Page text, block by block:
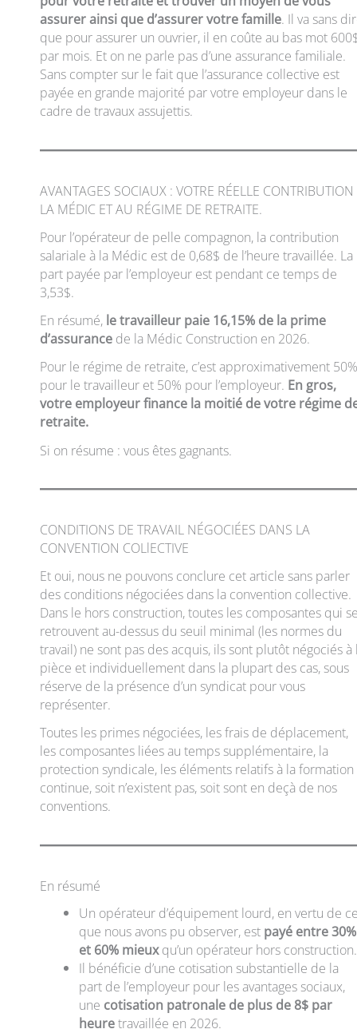
assurer ainsi que d’assurer votre famille. Il va sans
que pour assurer un ouvrier, il en coûte au bas mot
par mois. Et on ne parle pas d’une assurance familiale.
Sans compter sur le fait que l’assurance collective est
payée en grande majorité par votre employeur dans le
cadre de travaux assujettis.
AVANTAGES SOCIAUX : VOTRE RÉELLE
LA MÉDIC ET AU RÉGIME DE RETRAITE.
Pour l’opérateur de pelle compagnon, la contribution
salariale à la Médic est de 0,68$ de l’heure travaillée. La
part payée par l’employeur est pendant ce temps de
3,53$.
En résumé, le travailleur paie 16,15% de la prime
d’assurance de la Médic Construction en 2026.
Pour le régime de retraite, c’est approximativement 50%
pour le travailleur et 50% pour l’employeur. En gros,
votre employeur finance la moitié de votre régime
retraite.
Si on résume : vous êtes gagnants.
CONDITIONS DE TRAVAIL NÉGOCIÉES DANS LA
CONVENTION COLlECTIVE
Et oui, nous ne pouvons conclure cet article sans parler
des conditions négociées dans la convention collective.
Dans le hors construction, toutes les composantes qui
retrouvent au-dessus du seuil minimal (les normes du
travail) ne sont pas des acquis, ils sont plutôt négociés à
pièce et individuellement dans la plupart des cas, sous
réserve de la présence d’un syndicat pour vous
représenter.
Toutes les primes négociées, les frais de déplacement,
les composantes liées au temps supplémentaire, la
protection syndicale, les éléments relatifs à la formation
continue, soit n’existent pas, soit sont en deçà de nos
conventions.
En résumé
Un opérateur d’équipement lourd, en vertu de
que nous avons pu observer, est payé entre 30%
et 60% mieuxqu’un opérateur hors construction.
Il bénéficie d’une cotisation substantielle de la
part de l’employeur pour les avantages sociaux,
une cotisation patronale de plus de 8$ par
heuretravaillée en 2026.